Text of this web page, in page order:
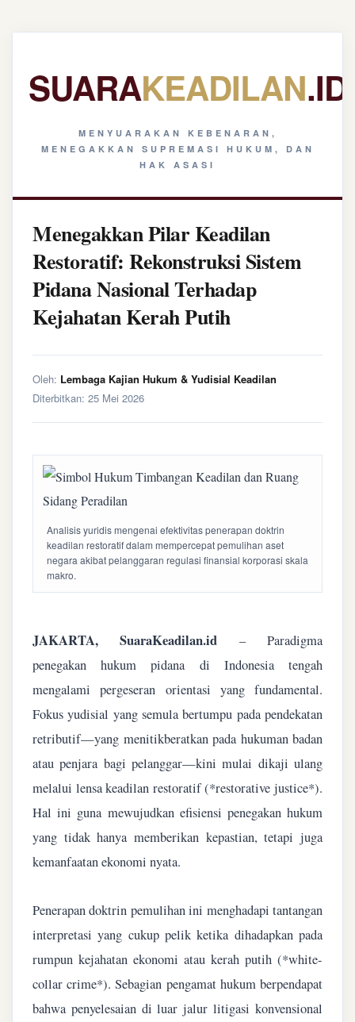
SUARAKEADILAN.ID
MENYUARAKAN KEBENARAN,
MENEGAKKAN SUPREMASI HUKUM, DAN
HAK ASASI
Menegakkan Pilar Keadilan
Restoratif: Rekonstruksi Sistem
Pidana Nasional Terhadap
Kejahatan Kerah Putih
Oleh: Lembaga Kajian Hukum & Yudisial Keadilan
Diterbitkan: 25 Mei 2026
Analisis yuridis mengenai efektivitas penerapan doktrin
keadilan restoratif dalam mempercepat pemulihan aset
negara akibat pelanggaran regulasi finansial korporasi skala
makro.
JAKARTA, SuaraKeadilan.id – Paradigma
penegakan hukum pidana di Indonesia tengah
mengalami pergeseran orientasi yang fundamental.
Fokus yudisial yang semula bertumpu pada pendekatan
retributif—yang menitikberatkan pada hukuman badan
atau penjara bagi pelanggar—kini mulai dikaji ulang
melalui lensa keadilan restoratif (*restorative justice*).
Hal ini guna mewujudkan efisiensi penegakan hukum
yang tidak hanya memberikan kepastian, tetapi juga
kemanfaatan ekonomi nyata.
Penerapan doktrin pemulihan ini menghadapi tantangan
interpretasi yang cukup pelik ketika dihadapkan pada
rumpun kejahatan ekonomi atau kerah putih (*white-
collar crime*). Sebagian pengamat hukum berpendapat
bahwa penyelesaian di luar jalur litigasi konvensional